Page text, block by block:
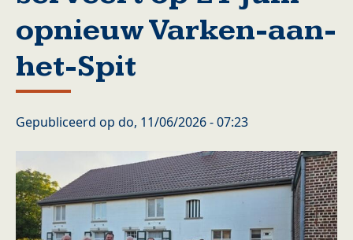
opnieuw Varken-aan-
het-Spit
Gepubliceerd op do, 11/06/2026 - 07:23